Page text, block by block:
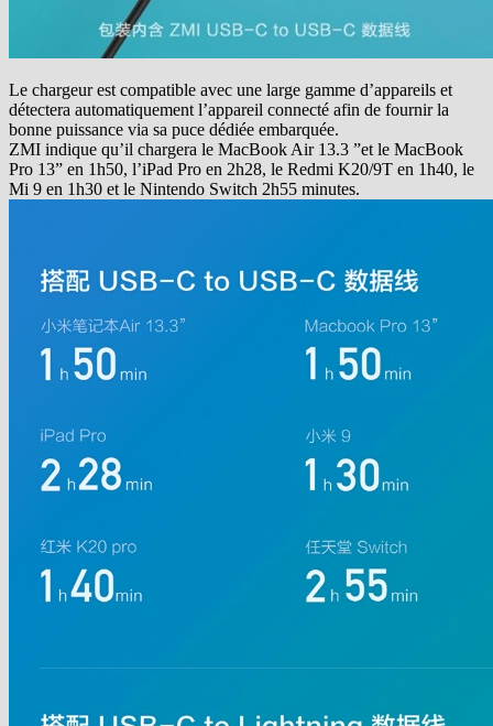
Le chargeur est compatible avec une large gamme d’appareils et
détectera automatiquement l’appareil connecté afin de fournir la
bonne puissance via sa puce dédiée embarquée.
ZMI indique qu’il chargera le MacBook Air 13.3 ”et le MacBook
Pro 13” en 1h50, l’iPad Pro en 2h28, le Redmi K20/9T en 1h40, le
Mi 9 en 1h30 et le Nintendo Switch 2h55 minutes.